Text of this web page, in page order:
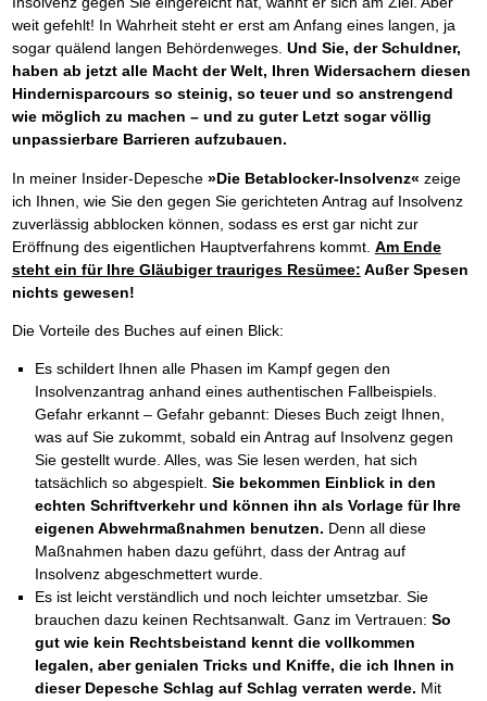
weit gefehlt! In Wahrheit steht er erst am Anfang eines langen, ja
sogar quälend langen Behördenweges. Und Sie, der Schuldner,
haben ab jetzt alle Macht der Welt, Ihren Widersachern diesen
Hindernisparcours so steinig, so teuer und so anstrengend
wie möglich zu machen – und zu guter Letzt sogar völlig
unpassierbare Barrieren aufzubauen.
In meiner Insider-Depesche »Die Betablocker-Insolvenz« zeige
ich Ihnen, wie Sie den gegen Sie gerichteten Antrag auf Insolvenz
zuverlässig abblocken können, sodass es erst gar nicht zur
Eröffnung des eigentlichen Hauptverfahrens kommt. Am Ende
steht ein für Ihre Gläubiger trauriges Resümee: Außer Spesen
nichts gewesen!
Die Vorteile des Buches auf einen Blick:
Es schildert Ihnen alle Phasen im Kampf gegen den
Insolvenzantrag anhand eines authentischen Fallbeispiels.
Gefahr erkannt – Gefahr gebannt: Dieses Buch zeigt Ihnen,
was auf Sie zukommt, sobald ein Antrag auf Insolvenz gegen
Sie gestellt wurde. Alles, was Sie lesen werden, hat sich
tatsächlich so abgespielt.Sie bekommen Einblick in den
echten Schriftverkehr und können ihn als Vorlage für Ihre
eigenen Abwehrmaßnahmen benutzen. Denn all diese
Maßnahmen haben dazu geführt, dass der Antrag auf
Insolvenz abgeschmettert wurde.
Es ist leicht verständlich und noch leichter umsetzbar. Sie
brauchen dazu keinen Rechtsanwalt. Ganz im Vertrauen:So
gut wie kein Rechtsbeistand kennt die vollkommen
legalen, aber genialen Tricks und Kniffe, die ich Ihnen in
dieser Depesche Schlag auf Schlag verraten werde. Mit